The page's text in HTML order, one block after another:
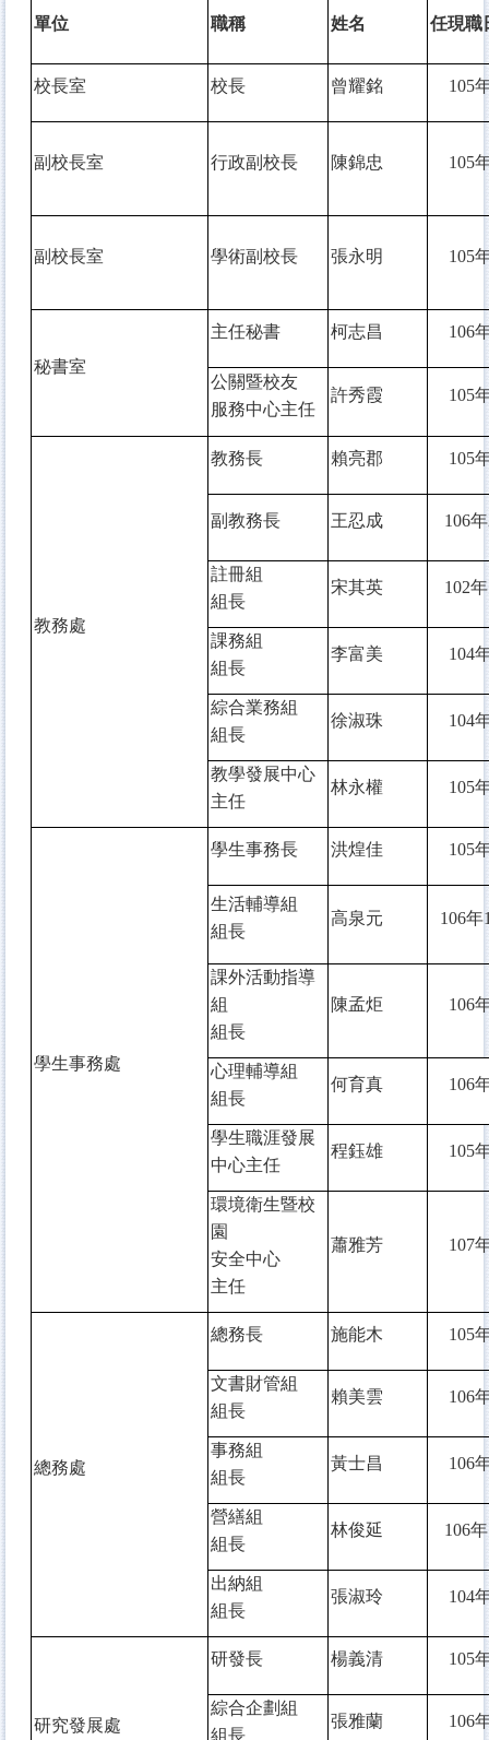
單位 職稱 姓名 任現職
校長室 校長 曾耀銘 105
副校長室 行政副校長 陳錦忠 105
副校長室 學術副校長 張永明 105
秘書室
主任秘書 柯志昌 106
公關暨校友
服務中心主任
許秀霞 105
教務處
教務長 賴亮郡 105
副教務長 王忍成 106
註冊組
組長
宋其英 102
課務組
組長
李富美 104
綜合業務組
組長
徐淑珠 104
教學發展中心
主任
林永權 105
學生事務處
學生事務長 洪煌佳 105
生活輔導組
組長
高泉元 106年
課外活動指導
組
組長
陳孟炬 106
心理輔導組
組長
何育真 106
學生職涯發展
中心主任
程鈺雄 105
環境衛生暨校
園
安全中心
主任
蕭雅芳 107
總務處
總務長 施能木 105
文書財管組
組長
賴美雲 106
事務組
組長
黃士昌 106
營繕組
組長
林俊延 106
出納組
組長
張淑玲 104
研究發展處
研發長 楊義清 105
綜合企劃組
組長
張雅蘭 106